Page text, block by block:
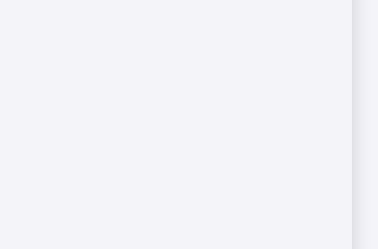
ТИПА
ФРИТЮРЫ
ДЛЯ ОБОРУДОВАНИЯ
ДЛЯ СОЛЕНИЯ И НАНЕСЕНИЯ
ДЛЯ ОРЕХОВОЙ ПАСТЫ
ДЛЯ НАКАТКИ ХРУСТЯЩЕЙ